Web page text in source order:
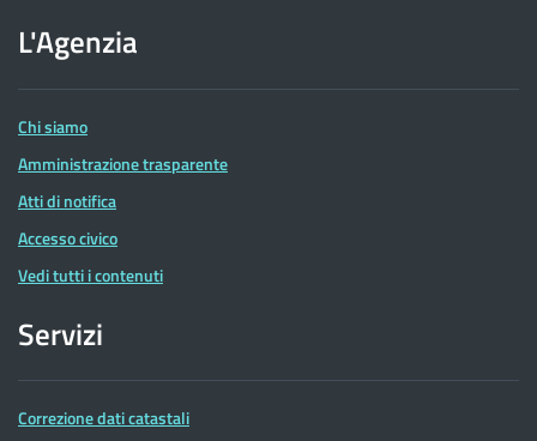
dell'Agenzia
delle
Entrate
L'Agenzia
Chi siamo
Amministrazione trasparente
Atti di notifica
Accesso civico
Vedi tutti i contenuti
Servizi
Correzione dati catastali